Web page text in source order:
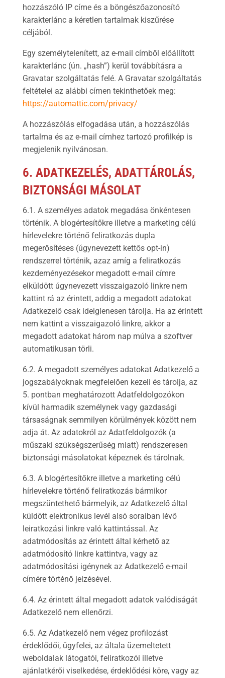
hozzászóló IP címe és a böngészőazonosító
karakterlánc a kéretlen tartalmak kiszűrése
céljából.
Egy személytelenített, az e-mail címből előállított
karakterlánc (ún. „hash”) kerül továbbításra a
Gravatar szolgáltatás felé. A Gravatar szolgáltatás
feltételei az alábbi címen tekinthetőek meg:
https://automattic.com/privacy/
A hozzászólás elfogadása után, a hozzászólás
tartalma és az e-mail címhez tartozó profilkép is
megjelenik nyilvánosan.
6. ADATKEZELÉS, ADATTÁROLÁS,
BIZTONSÁGI MÁSOLAT
6.1. A személyes adatok megadása önkéntesen
történik. A blogértesítőkre illetve a marketing célú
hírlevelekre történő feliratkozás dupla
megerősítéses (úgynevezett kettős opt-in)
rendszerrel történik, azaz amíg a feliratkozás
kezdeményezésekor megadott e-mail címre
elküldött úgynevezett visszaigazoló linkre nem
kattint rá az érintett, addig a megadott adatokat
Adatkezelő csak ideiglenesen tárolja. Ha az érintett
nem kattint a visszaigazoló linkre, akkor a
megadott adatokat három nap múlva a szoftver
automatikusan törli.
6.2. A megadott személyes adatokat Adatkezelő a
jogszabályoknak megfelelően kezeli és tárolja, az
5. pontban meghatározott Adatfeldolgozókon
kívül harmadik személynek vagy gazdasági
társaságnak semmilyen körülmények között nem
adja át. Az adatokról az Adatfeldolgozók (a
műszaki szükségszerűség miatt) rendszeresen
biztonsági másolatokat képeznek és tárolnak.
6.3. A blogértesítőkre illetve a marketing célú
hírlevelekre történő feliratkozás bármikor
megszüntethető bármelyik, az Adatkezelő által
küldött elektronikus levél alsó soraiban lévő
leiratkozási linkre való kattintással. Az
adatmódosítás az érintett által kérhető az
adatmódosító linkre kattintva, vagy az
adatmódosítási igénynek az Adatkezelő e-mail
címére történő jelzésével.
6.4. Az érintett által megadott adatok valódiságát
Adatkezelő nem ellenőrzi.
6.5. Az Adatkezelő nem végez profilozást
érdeklődői, ügyfelei, az általa üzemeltetett
weboldalak látogatói, feliratkozói illetve
ajánlatkérői viselkedése, érdeklődési köre, vagy az